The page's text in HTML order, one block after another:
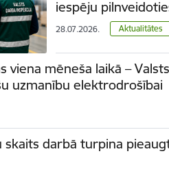
iespēju
28.07.2026. Aktualitātes
viena mēneša laikā –
uzmanību elektrodrošībai
skaits darbā turpina